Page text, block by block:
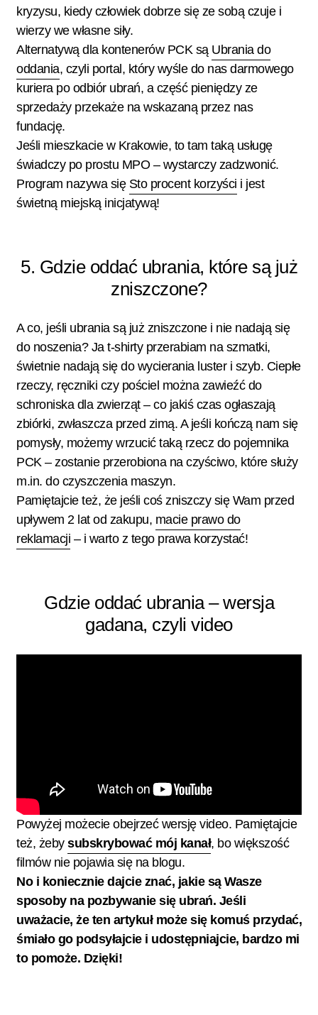
kryzysu, kiedy człowiek dobrze się ze sobą czuje i
wierzy we własne siły.
Alternatywą dla kontenerów PCK są Ubrania do
oddania, czyli portal, który wyśle do nas darmowego
kuriera po odbiór ubrań, a część pieniędzy ze
sprzedaży przekaże na wskazaną przez nas
fundację.
Jeśli mieszkacie w Krakowie, to tam taką usługę
świadczy po prostu MPO – wystarczy zadzwonić.
Program nazywa się Sto procent korzyści i jest
świetną miejską inicjatywą!
5. Gdzie oddać ubrania, które są już
zniszczone?
A co, jeśli ubrania są już zniszczone i nie nadają się
do noszenia? Ja t-shirty przerabiam na szmatki,
świetnie nadają się do wycierania luster i szyb. Ciepłe
rzeczy, ręczniki czy pościel można zawieźć do
schroniska dla zwierząt – co jakiś czas ogłaszają
zbiórki, zwłaszcza przed zimą. A jeśli kończą nam się
pomysły, możemy wrzucić taką rzecz do pojemnika
PCK – zostanie przerobiona na czyściwo, które służy
m.in. do czyszczenia maszyn.
Pamiętajcie też, że jeśli coś zniszczy się Wam przed
upływem 2 lat od zakupu, macie prawo do
reklamacji – i warto z tego prawa korzystać!
Gdzie oddać ubrania – wersja
gadana, czyli video
Powyżej możecie obejrzeć wersję video. Pamiętajcie
też, żeby subskrybować mój kanał, bo większość
filmów nie pojawia się na blogu.
No i koniecznie dajcie znać, jakie są Wasze
sposoby na pozbywanie się ubrań. Jeśli
uważacie, że ten artykuł może się komuś przydać,
śmiało go podsyłajcie i udostępniajcie, bardzo mi
to pomoże. Dzięki!